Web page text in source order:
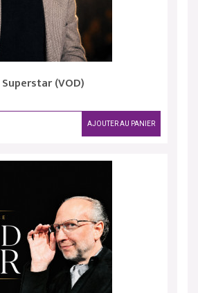
Superstar (VOD)
AJOUTER AU PANIER